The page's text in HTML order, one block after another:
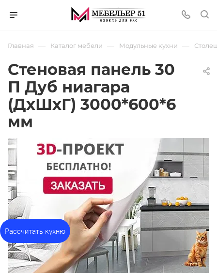
Главная — Каталог мебели — Модульные кухни —
Стеновая панель 30
П Дуб ниагара
(ДхШхГ) 3000*600*6
мм
Рассчитать кухню